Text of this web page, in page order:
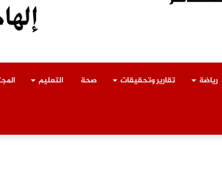
رياضة تقارير وتحقيقات صحة التعليم